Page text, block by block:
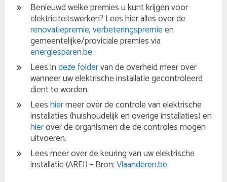
Benieuwd welke premies u kunt krijgen voor
elektriciteitswerken? Lees hier alles over de
renovatiepremie,verbeteringspremieen
gemeentelijke/proviciale premies via
energiesparen.be.
Lees indeze foldervan de overheid meer over
wanneer uw elektrische installatie gecontroleerd
dient te worden.
Leeshiermeer over de controle van elektrische
installaties (huishoudelijk en overige installaties) en
hierover de organismen die de controles mogen
uitvoeren.
Lees meer over de keuring van uw elektrische
installatie (AREI) – Bron:Vlaanderen.be